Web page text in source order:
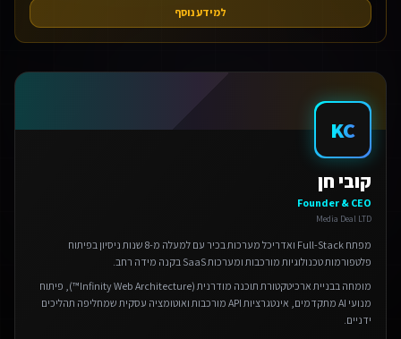
למידע נוסף
KC
קובי חן
Founder & CEO
Media Deal LTD
מפתח Full-Stack ואדריכל מערכות בכיר עם למעלה מ-8 שנות ניסיון בפיתוח
פלטפורמות טכנולוגיות מורכבות ומערכות SaaS בקנה מידה רחב.
מומחה בבניית ארכיטקטורת תוכנה מודרנית (Infinity Web Architecture™), פיתוח
מנועי AI מתקדמים, אינטגרציות API מורכבות ואוטומציה עסקית שמחליפה תהליכים
ידניים.
אנחנו משתמשים בעוגיות 🍪
מדיניות פרטיות
אישור הכל